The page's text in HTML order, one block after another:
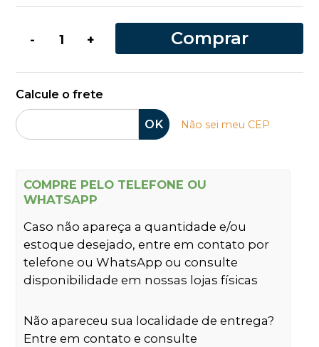
- + Comprar
Calcule o frete
OK Não sei meu CEP
COMPRE PELO TELEFONE OU
WHATSAPP
Caso não apareça a quantidade e/ou
estoque desejado, entre em contato por
telefone ou WhatsApp ou consulte
disponibilidade em nossas lojas físicas
Não apareceu sua localidade de entrega?
Entre em contato e consulte